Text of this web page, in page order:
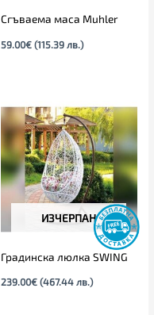
Сгъваема маса Muhler
59.00€ (115.39 лв.)
ИЗЧЕРПАН
Градинска люлка SWING
239.00€ (467.44 лв.)